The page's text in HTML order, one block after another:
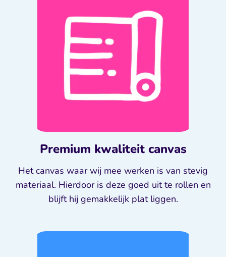
Premium kwaliteit canvas
Het canvas waar wij mee werken is van stevig
materiaal. Hierdoor is deze goed uit te rollen en
blijft hij gemakkelijk plat liggen.